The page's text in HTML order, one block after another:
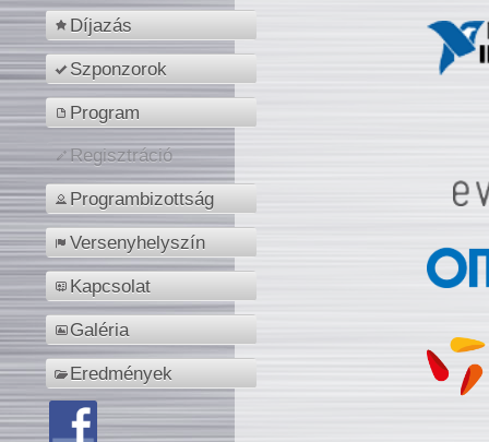
Díjazás
Szponzorok
Program
Regisztráció
Programbizottság
Versenyhelyszín
Kapcsolat
Galéria
Eredmények